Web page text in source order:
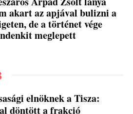
akart az apjával bulizni a
de a történet vége
meglepett
elnöknek a Tisza:
döntött a frakció